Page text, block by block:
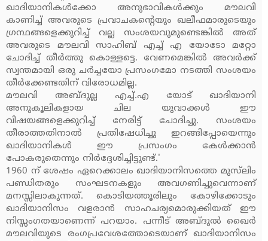
ഖാദിയാനികള്‍ക്കോ അനുഭാവികള്‍ക്കും മൗലവി
കാണിച്ച് അവരുടെ പ്രവാചകന്റെയും ഖലീഫമാരുടെയും
ഗ്രന്ഥങ്ങളെക്കുറിച്ച് വല്ല സംശയവുമുണ്ടെങ്കില്‍ അത്
അവരുടെ മൗലവി സാഹിബ് എച്ച് എ യോടോ മറ്റോ
ചോദിച്ച് തീര്‍ത്തു കൊള്ളട്ടെ. വേണമെങ്കില്‍ അവര്‍ക്ക്
സ്വന്തമായി ഒരു ചര്‍ച്ചയോ പ്രസംഗമോ നടത്തി സംശയം
തീര്‍ക്കേണ്ടതിന് വിരോധമില്ല.
മൗലവി അബ്ദുല്ല എച്ച്.എ യോട് ഖാദിയാനി
അനുകൂലികളായ ചില യുവാക്കള്‍ ഈ
വിഷയങ്ങളെക്കുറിച്ച് നേരിട്ട് ചോദിച്ചു. സംശയം
തീരാത്തതിനാല്‍ പ്രതിഷേധിച്ചു ഇറങ്ങിപ്പോയെന്നും
ഖാദിയാനികള്‍ ഈ പ്രസംഗം കേള്‍ക്കാന്‍
പോകരുതെന്നും നിര്‍ദ്ദേശിച്ചിട്ടുണ്ട്.'
1960 ന് ശേഷം ഏറെക്കാലം ഖാദിയാനിസത്തെ മുസ്‌ലിം
പണ്ഡിതരും സംഘടനകളും അവഗണിച്ചുവെന്നാണ്
മനസ്സിലാകുന്നത്. കൊടിയത്തൂരിലും കോഴിക്കോടും
ഖാദിയാനിസം വളരാന്‍ സാഹചര്യമൊരുക്കിയത് ഈ
നിസ്സംഗതയാണെന്ന് പറയാം. പന്നീട് അബ്ദുല്‍ ഖൈര്‍
മൗലവിയുടെ രംഗപ്രവേശത്തോടെയാണ് ഖാദിയാനിസം